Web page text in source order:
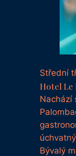
Střední
Hotel Le
Nachází
Bývalý